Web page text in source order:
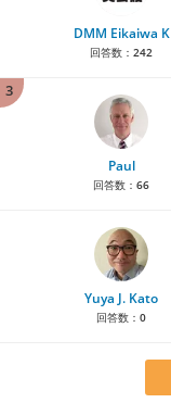
DMM Eikaiwa K
回答数： 242
3
Paul
回答数： 66
Yuya J. Kato
回答数： 0